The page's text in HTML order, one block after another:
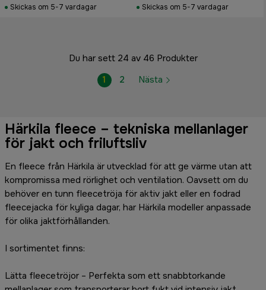
Skickas om 5-7 vardagar
Skickas om 5-7 vardagar
Du har sett 24 av 46 Produkter
1
2 Nästa
Härkila fleece – tekniska mellanlager
för jakt och friluftsliv
En fleece från Härkila är utvecklad för att ge värme utan att
kompromissa med rörlighet och ventilation. Oavsett om du
behöver en tunn fleecetröja för aktiv jakt eller en fodrad
fleecejacka för kyliga dagar, har Härkila modeller anpassade
för olika jaktförhållanden.
I sortimentet finns:
Lätta fleecetröjor – Perfekta som ett snabbtorkande